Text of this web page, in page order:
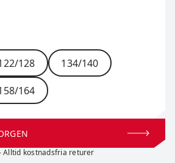
128 134/140
164
Alltid kostnadsfria returer